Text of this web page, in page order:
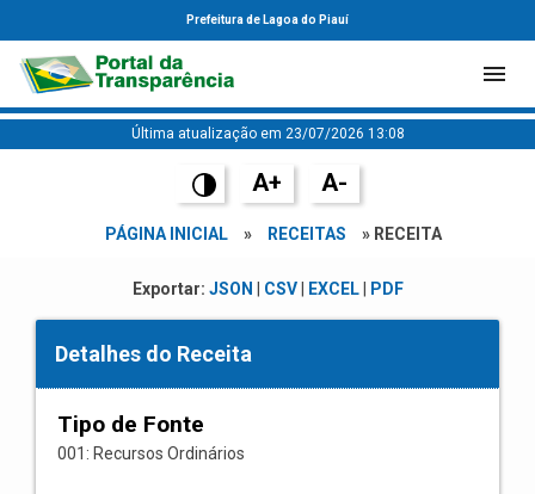
Prefeitura de Lagoa do Piauí
Última atualização em 23/07/2026 13:08
A+ A-
PÁGINA INICIAL » RECEITAS » RECEITA
Exportar: JSON CSV| EXCEL| PDF
Detalhes do Receita
Tipo de Fonte
001: Recursos Ordinários